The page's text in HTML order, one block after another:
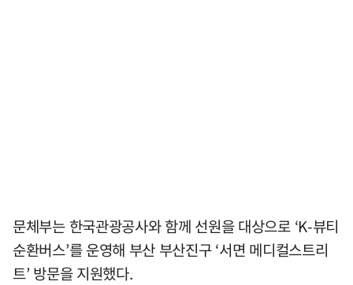
문체부는 한국관광공사와 함께 선원을 대상으로 ‘K-뷰티
순환버스’를 운영해 부산 부산진구 ‘서면 메디컬스트리
트’ 방문을 지원했다.